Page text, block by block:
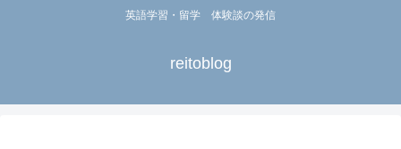
英語学習・留学 体験談の発信
reitoblog